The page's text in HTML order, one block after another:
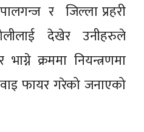
र जिल्ला प्रहरी
देखेर उनीहरुले
क्रममा नियन्त्रणमा
फायर गरेको जनाएको